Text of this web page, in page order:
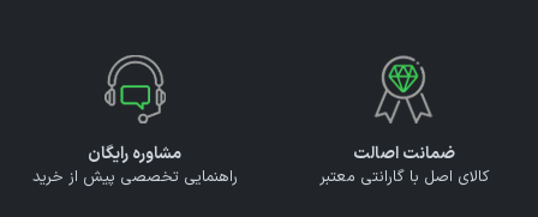
ضمانت اصالت
کالای اصل با گارانتی معتبر
مشاوره رایگان
راهنمایی تخصصی پیش از خرید